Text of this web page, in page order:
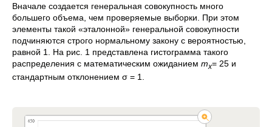
Вначале создается генеральная совокупность много
большего объема, чем проверяемые выборки. При этом
элементы такой «эталонной» генеральной совокупности
подчиняются строго нормальному закону с вероятностью,
равной 1. На рис. 1 представлена гистограмма такого
распределения с математическим ожиданием mx= 25 и
стандартным отклонением σ = 1.